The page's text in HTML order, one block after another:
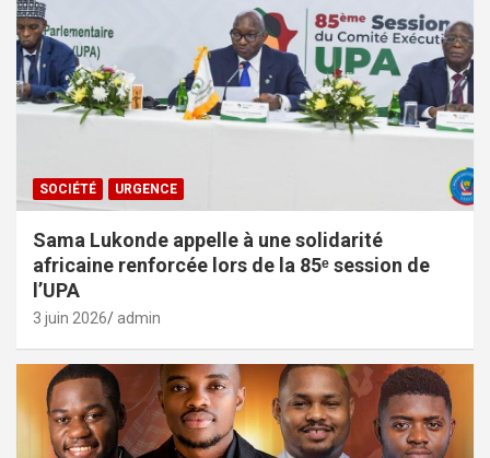
SOCIÉTÉ URGENCE
Sama Lukonde appelle à une solidarité
africaine renforcée lors de la 85ᵉ session de
l’UPA
3 juin 2026 admin